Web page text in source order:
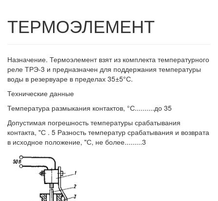
ТЕРМОЭЛЕМЕНТ
Назначение. Термоэлемент взят из комплекта температурного
реле ТРЭ-3 и предназначен для поддержания температуры
воды в резервуаре в пределах 35±5°С.
Технические данные
Температура размыкания контактов, °С..........до 35
Допустимая погрешность температуры срабатывания
контакта, "С . 5 Разность температур срабатывания и возврата
в исходное положение, "С, не более.........3